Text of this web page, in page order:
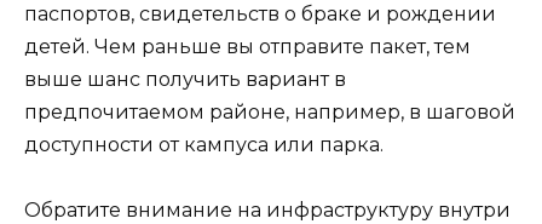
паспортов, свидетельств о браке и рождении
детей. Чем раньше вы отправите пакет, тем
выше шанс получить вариант в
предпочитаемом районе, например, в шаговой
доступности от кампуса или парка.
Обратите внимание на инфраструктуру внутри